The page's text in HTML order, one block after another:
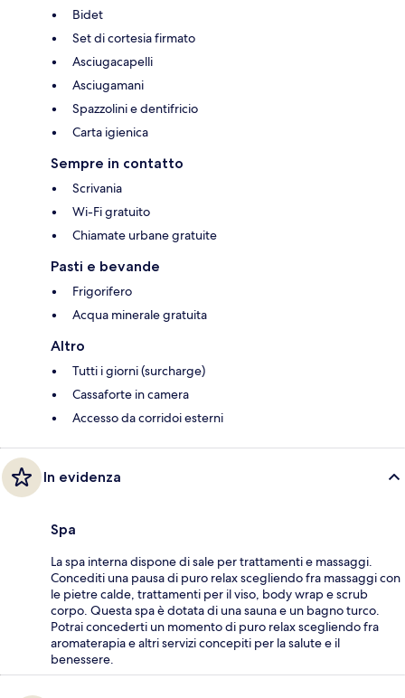
Bidet
Set di cortesia firmato
Asciugacapelli
Asciugamani
Spazzolini e dentifricio
Carta igienica
Sempre in contatto
Scrivania
Wi-Fi gratuito
Chiamate urbane gratuite
Pasti e bevande
Frigorifero
Acqua minerale gratuita
Altro
Tutti i giorni (surcharge)
Cassaforte in camera
Accesso da corridoi esterni
In evidenza
Spa
La spa interna dispone di sale per trattamenti e massaggi.
Concediti una pausa di puro relax scegliendo fra massaggi con
le pietre calde, trattamenti per il viso, body wrap e scrub
corpo. Questa spa è dotata di una sauna e un bagno turco.
Potrai concederti un momento di puro relax scegliendo fra
aromaterapia e altri servizi concepiti per la salute e il
benessere.